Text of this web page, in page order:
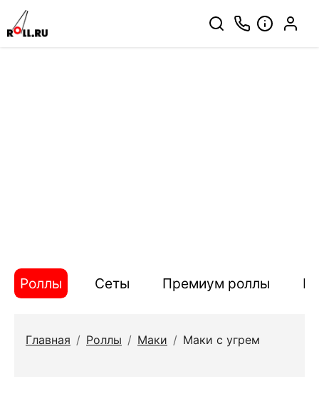
Роллы Сеты Премиум роллы
Главная / Роллы / Маки / Маки с угрем